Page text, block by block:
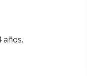
años.